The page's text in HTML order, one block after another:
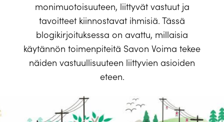
monimuotoisuuteen, liittyvät vastuut ja
tavoitteet kiinnostavat ihmisiä. Tässä
blogikirjoituksessa on avattu, millaisia
käytännön toimenpiteitä Savon Voima tekee
näiden vastuullisuuteen liittyvien asioiden
eteen.